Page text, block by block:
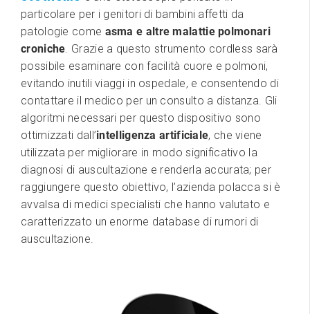
particolare per i genitori di bambini affetti da
patologie come asma e altre malattie polmonari
croniche. Grazie a questo strumento cordless sarà
possibile esaminare con facilità cuore e polmoni,
evitando inutili viaggi in ospedale, e consentendo di
contattare il medico per un consulto a distanza. Gli
algoritmi necessari per questo dispositivo sono
ottimizzati dall’intelligenza artificiale, che viene
utilizzata per migliorare in modo significativo la
diagnosi di auscultazione e renderla accurata; per
raggiungere questo obiettivo, l’azienda polacca si è
avvalsa di medici specialisti che hanno valutato e
caratterizzato un enorme database di rumori di
auscultazione.